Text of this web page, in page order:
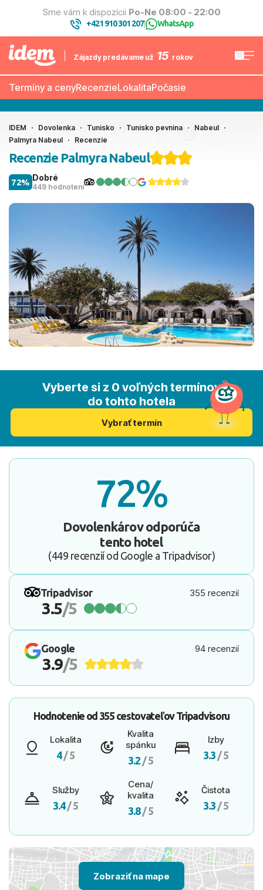
Sme vám k dispozícii Po-Ne 08:00 - 22:00
+421 910 301 207| WhatsApp
Zájazdy predávame už 15 rokov
Termíny a cenyRecenzieLokalitaPočasie
IDEM Dovolenka Tunisko Tunisko pevnina
Nabeul
Palmyra Nabeul
Recenzie
Recenzie Palmyra Nabeul
Dobré
449 hodnotení
72%
Vyberte si z 0 voľných termínov
do tohto hotela
Vybrať termín
72%
Dovolenkárov odporúča
tento hotel
(449 recenzií od Google a Tripadvisor)
Tripadvisor 355 recenzií
3.5/5
Google 94 recenzií
3.9/5
Hodnotenie od 355 cestovateľovTripadvisoru
Lokalita
4/ 5
Kvalita
spánku
3.2 / 5
Izby
3.3 / 5
Služby
3.4/ 5
Cena/
kvalita
3.8/ 5
Čistota
3.3 / 5
Zobraziť na mape